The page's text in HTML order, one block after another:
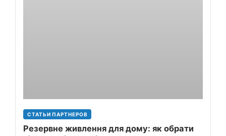
СТАТЬИ ПАРТНЕРОВ
Резервне живлення для дому: як обрати